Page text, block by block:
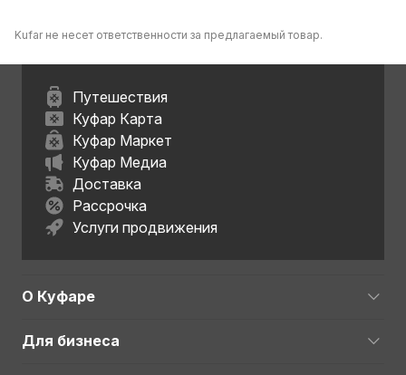
Kufar не несет ответственности за предлагаемый товар.
Путешествия
Куфар Карта
Куфар Маркет
Куфар Медиа
Доставка
Рассрочка
Услуги продвижения
О Куфаре
Для бизнеса